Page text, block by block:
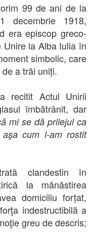
99 de ani de la
1918,
era episcop greco-
la Alba Iulia în
simbolic, care
a trăi uniți.
recitit Actul Unirii
îmbătrânit, dar
mi se dă prilejul ca
cum l-am rostit
clandestin în
la mănăstirea
domiciliu forțat,
indestructibilă a
greu de descris;